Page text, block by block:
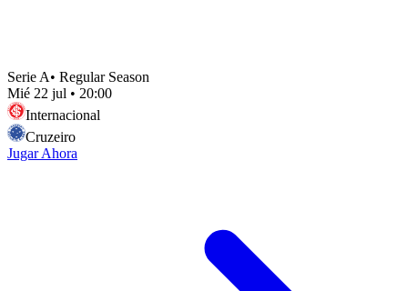
Serie A• Regular Season
Mié 22 jul • 20:00
Internacional
Cruzeiro
Jugar Ahora